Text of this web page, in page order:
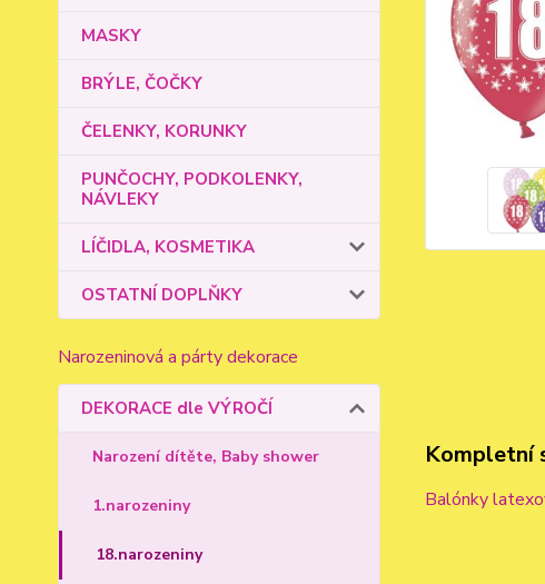
MASKY
BRÝLE, ČOČKY
ČELENKY, KORUNKY
PUNČOCHY, PODKOLENKY,
NÁVLEKY
LÍČIDLA, KOSMETIKA
OSTATNÍ DOPLŇKY
Narozeninová a párty dekorace
DEKORACE dle VÝROČÍ
Narození dítěte, Baby shower
1.narozeniny
18.narozeniny
Kompletní
Balónky